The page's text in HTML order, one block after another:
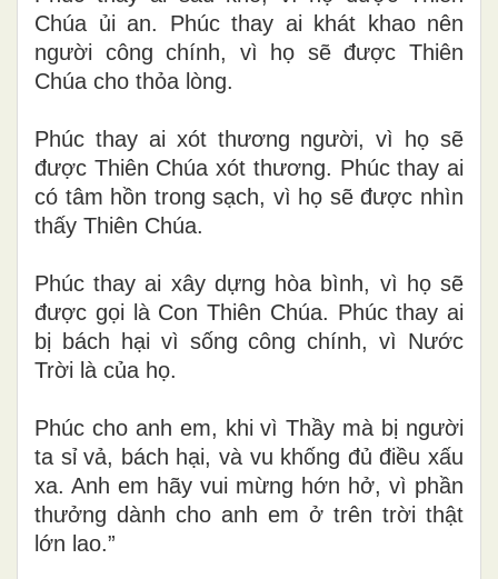
Chúa ủi an. Phúc thay ai khát khao nên
người công chính, vì họ sẽ được Thiên
Chúa cho thỏa lòng.
Phúc thay ai xót thương người, vì họ sẽ
được Thiên Chúa xót thương. Phúc thay ai
có tâm hồn trong sạch, vì họ sẽ được nhìn
thấy Thiên Chúa.
Phúc thay ai xây dựng hòa bình, vì họ sẽ
được gọi là Con Thiên Chúa. Phúc thay ai
bị bách hại vì sống công chính, vì Nước
Trời là của họ.
Phúc cho anh em, khi vì Thầy mà bị người
ta sỉ vả, bách hại, và vu khống đủ điều xấu
xa. Anh em hãy vui mừng hớn hở, vì phần
thưởng dành cho anh em ở trên trời thật
lớn lao.”